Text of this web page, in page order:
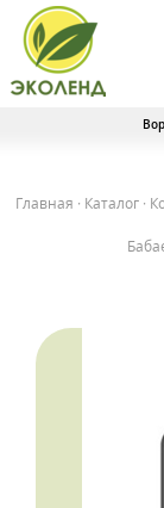
Главная · Каталог ·